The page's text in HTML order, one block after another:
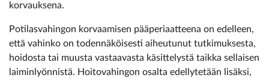
korvauksena.
Potilasvahingon korvaamisen pääperiaatteena on edelleen,
että vahinko on todennäköisesti aiheutunut tutkimuksesta,
hoidosta tai muusta vastaavasta käsittelystä taikka sellaisen
laiminlyönnistä. Hoitovahingon osalta edellytetään lisäksi,